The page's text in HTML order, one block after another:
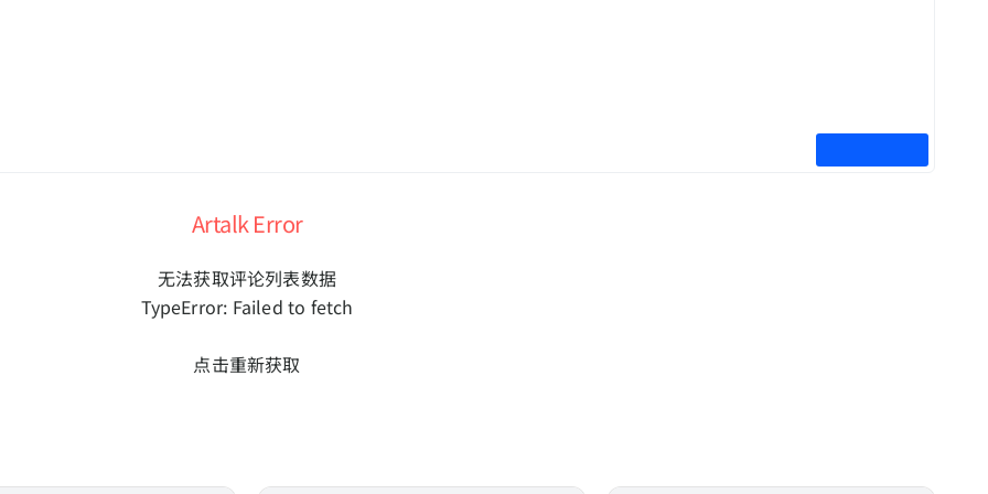
Artalk Error
无法获取评论列表数据
TypeError: Failed to fetch
点击重新获取